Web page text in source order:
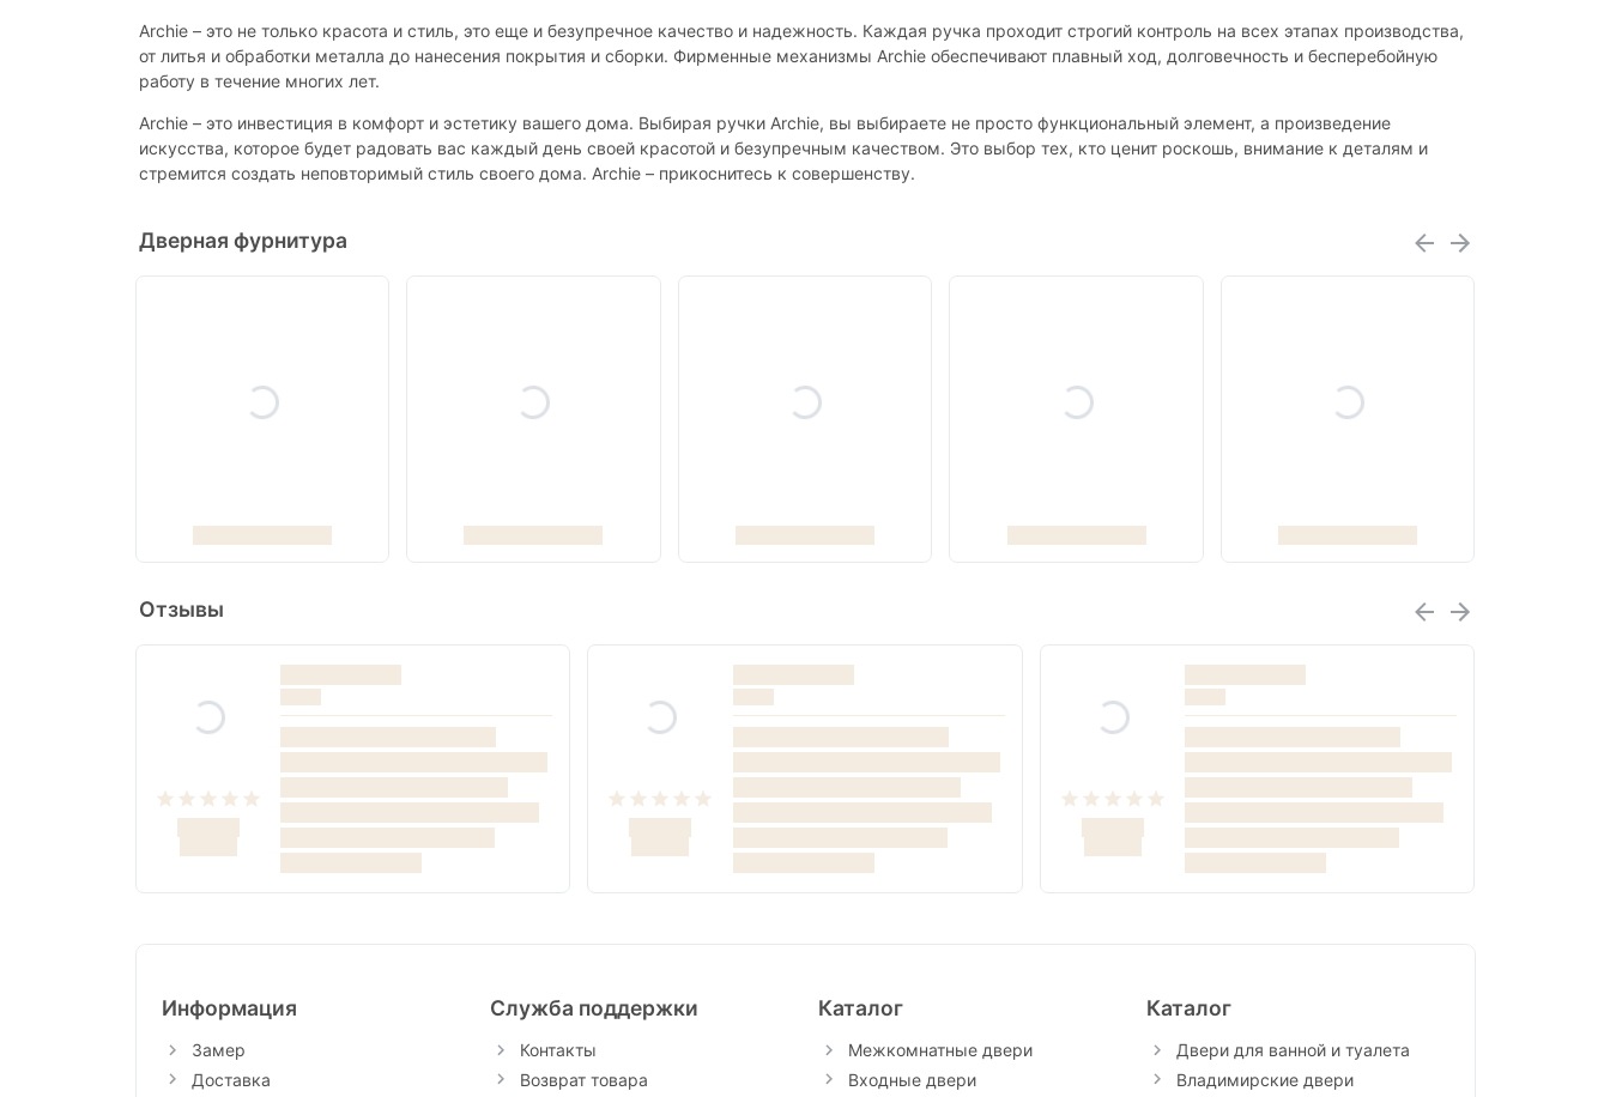
Archie – это не только красота и стиль, это еще и безупречное качество и надежность. Каждая ручка проходит строгий контроль на всех этапах производства,
от литья и обработки металла до нанесения покрытия и сборки. Фирменные механизмы Archie обеспечивают плавный ход, долговечность и бесперебойную
работу в течение многих лет.
Archie – это инвестиция в комфорт и эстетику вашего дома. Выбирая ручки Archie, вы выбираете не просто функциональный элемент, а произведение
искусства, которое будет радовать вас каждый день своей красотой и безупречным качеством. Это выбор тех, кто ценит роскошь, внимание к деталям и
стремится создать неповторимый стиль своего дома. Archie – прикоснитесь к совершенству.
Дверная фурнитура
Отзывы
Информация
Замер
Доставка
Служба поддержки
Контакты
Возврат товара
Каталог
Межкомнатные двери
Входные двери
Каталог
Двери для ванной и туалета
Владимирские двери